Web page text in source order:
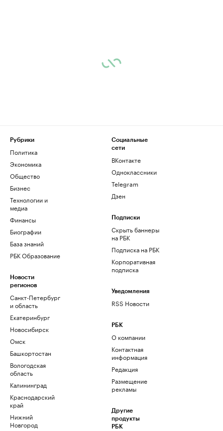
Рубрики
Политика
Экономика
Общество
Бизнес
Технологии и
медиа
Финансы
Биографии
База знаний
РБК Образование
Новости
регионов
Санкт-Петербург
и область
Екатеринбург
Новосибирск
Омск
Башкортостан
Вологодская
область
Калининград
Краснодарский
край
Нижний
Новгород
Социальные
сети
ВКонтакте
Одноклассники
Telegram
Дзен
Подписки
Скрыть баннеры
на РБК
Подписка на РБК
Корпоративная
подписка
Уведомления
RSS Новости
РБК
О компании
Контактная
информация
Редакция
Размещение
рекламы
Другие
продукты
РБК